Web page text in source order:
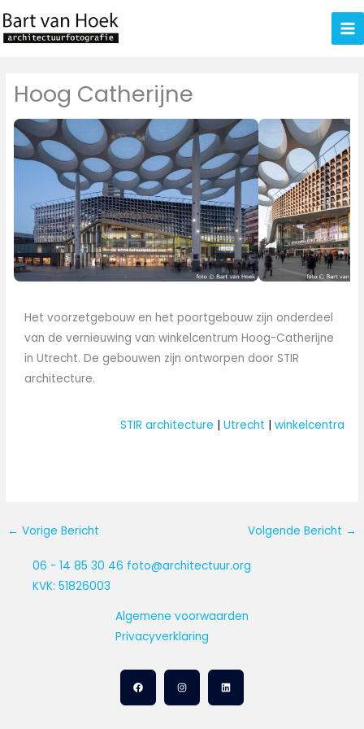
Ga
naar
Hoog Catherijne
Het voorzetgebouw en het poortgebouw zijn onderdeel
van de vernieuwing van winkelcentrum Hoog-Catherijne
in Utrecht. De gebouwen zijn ontworpen door STIR
architecture.
STIR architecture | Utrecht | winkelcentra
← Vorige Bericht Volgende Bericht →
06 - 14 85 30 46 foto@architectuur.org
KVK: 51826003
Algemene voorwaarden
Privacyverklaring